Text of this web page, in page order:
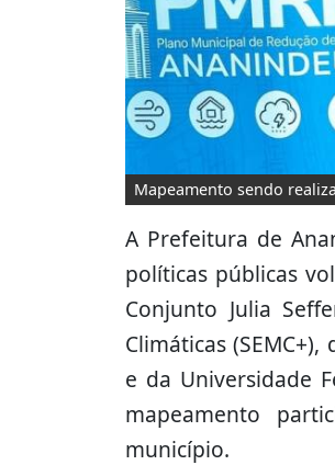
Mapeamento sendo
A Prefeitura de
políticas públicas
Conjunto Julia
Climáticas
e da Universidade
mapeamento
município.